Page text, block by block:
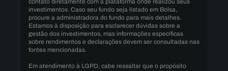
contato diretamente com a plataforma onde realizou seus
investimentos. Caso seu fundo seja listado em Bolsa,
procure a administradora do fundo para mais detalhes.
Estamos à disposição para esclarecer dúvidas sobre a
gestão dos investimentos, mas informações específicas
sobre rendimentos e declarações devem ser consultadas nas
fontes mencionadas.
Em atendimento à LGPD, cabe ressaltar que o propósito